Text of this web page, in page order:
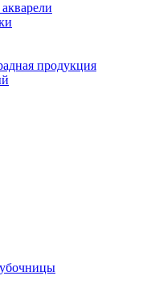
продукция